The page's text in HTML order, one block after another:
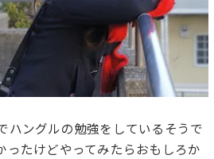
ハングルの勉強をしているそうで
ったけどやってみたらおもしろか